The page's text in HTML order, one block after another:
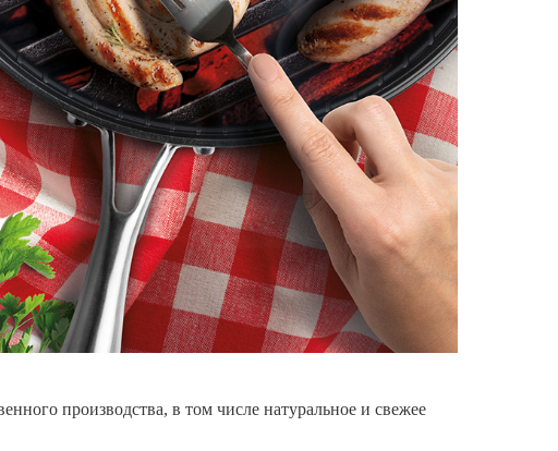
производства, в том числе натуральное и свежее